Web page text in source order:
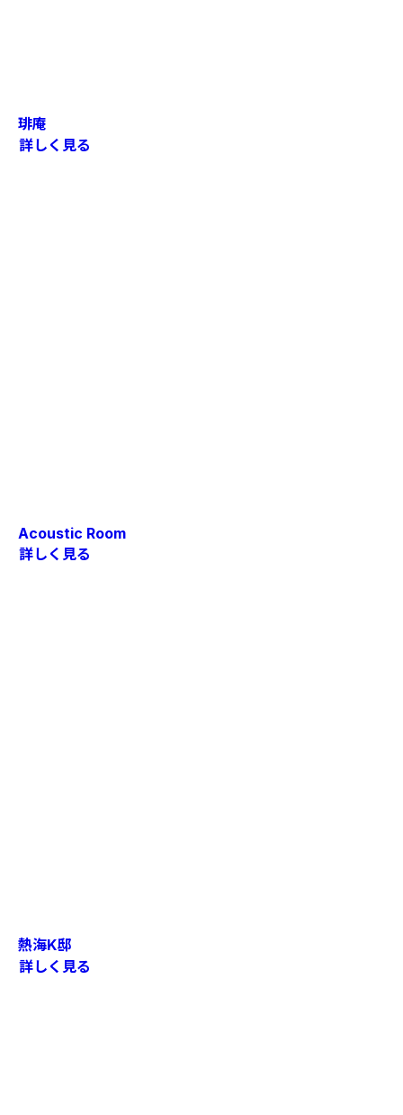
琲庵
詳しく見る
Acoustic Room
詳しく見る
熱海K邸
詳しく見る